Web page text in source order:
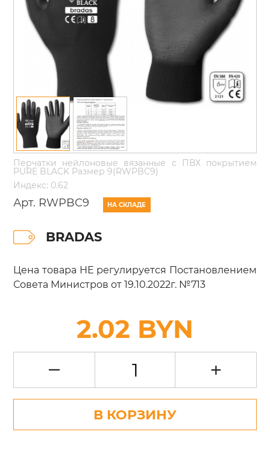
Перчатки нейлоновые вязанные с ПВХ покрытием
PURE BLACK Размер 9(RWPBC9)
Индекс: 0.62
Арт. RWPBC9 НА СКЛАДЕ
BRADAS
Цена товара НЕ регулируется Постановлением
Совета Министров от 19.10.2022г. №713
2.02 BYN
+
–
В КОРЗИНУ